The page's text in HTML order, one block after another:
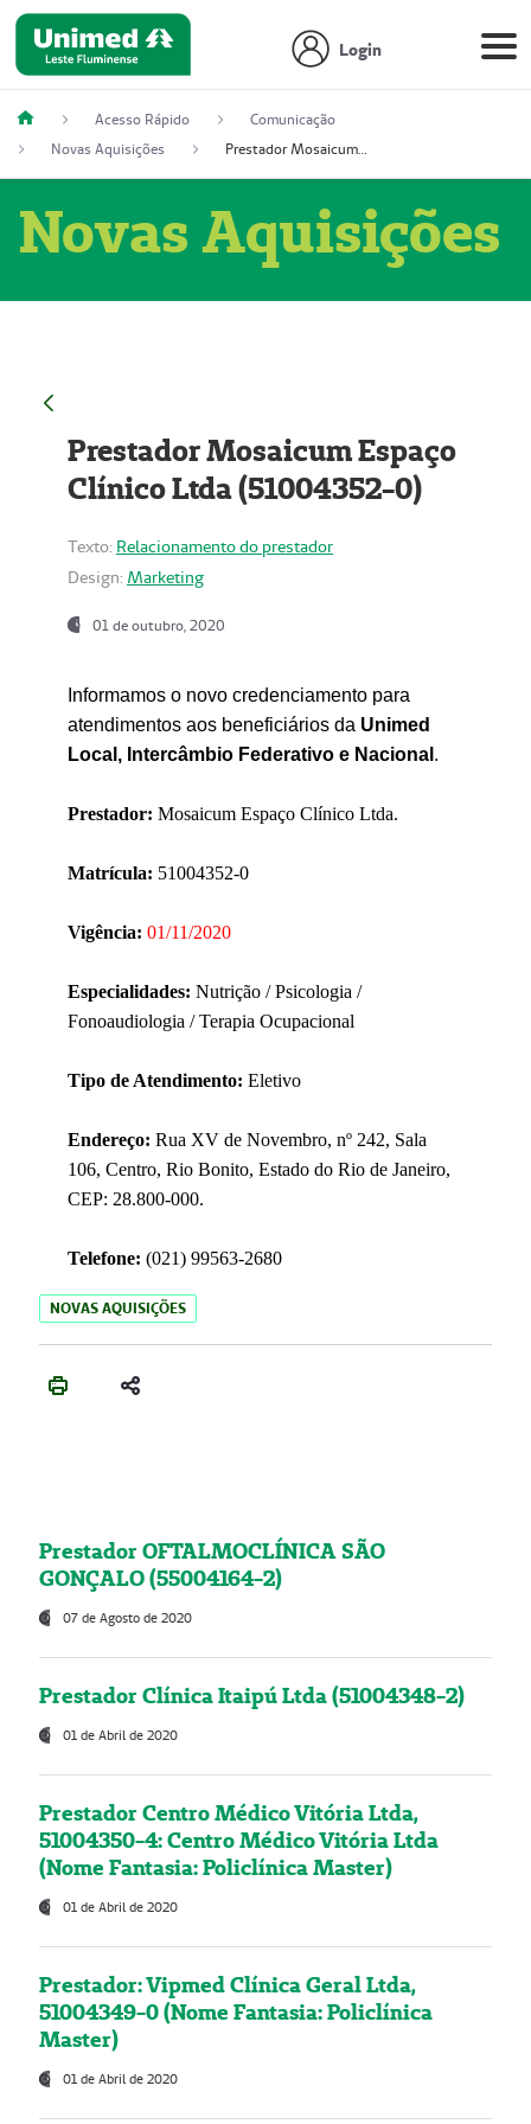
Login
Acesso Rápido
Comunicação
Novas Aquisições
Prestador Mosaicum Espaço Clínico Ltda (51004352-0)
Novas Aquisições
Prestador Mosaicum Espaço
Clínico Ltda (51004352-0)
Texto: Relacionamento do prestador
Design: Marketing
01 de outubro, 2020
Informamos o novo credenciamento para
atendimentos aos beneficiários da Unimed
Local, Intercâmbio Federativo e Nacional .
Prestador: Mosaicum Espaço Clínico Ltda.
Matrícula: 51004352-0
Vigência: 01/11/2020
Especialidades: Nutrição / Psicologia /
Fonoaudiologia / Terapia Ocupacional
Tipo de Atendimento: Eletivo
Endereço: Rua XV de Novembro, nº 242, Sala
106, Centro, Rio Bonito, Estado do Rio de Janeiro,
CEP: 28.800-000.
Telefone: (021) 99563-2680
NOVAS AQUISIÇÕES
Prestador OFTALMOCLÍNICA SÃO
GONÇALO (55004164-2)
07 de Agosto de 2020
Prestador Clínica Itaipú Ltda (51004348-2)
01 de Abril de 2020
Prestador Centro Médico Vitória Ltda,
51004350-4: Centro Médico Vitória Ltda
(Nome Fantasia: Policlínica Master)
01 de Abril de 2020
Prestador: Vipmed Clínica Geral Ltda,
51004349-0 (Nome Fantasia: Policlínica
Master)
01 de Abril de 2020